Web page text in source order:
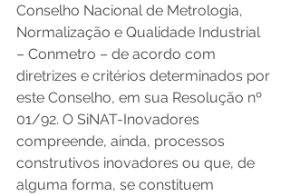
Conselho Nacional de Metrologia,
Normalização e Qualidade Industrial
– Conmetro – de acordo com
diretrizes e critérios determinados por
este Conselho, em sua Resolução nº
01/92. O SiNAT-Inovadores
compreende, ainda, processos
construtivos inovadores ou que, de
alguma forma, se constituem